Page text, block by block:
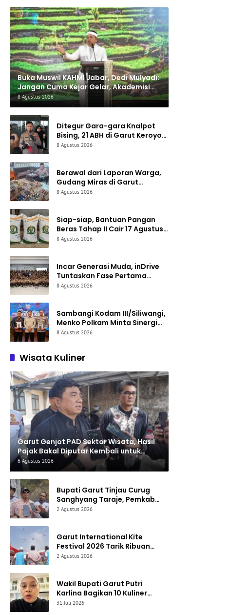
Buka Muswil KAHMI Jabar, Dedi Mulyadi:
Jangan Cuma Kejar Gelar, Akademisi
Harus Buat Karya Nyata
8 Agustus 2026
Ditegur Gara-gara Knalpot
Bising, 21 ABH di Garut Keroyok
Warga hingga Luka Parah
8 Agustus 2026
Berawal dari Laporan Warga,
Gudang Miras di Garut
Digerebek Polisi: 308 Botol
8 Agustus 2026
Siap-siap, Bantuan Pangan
Beras Tahap II Cair 17 Agustus
2026: Setiap KPM Dapat 30 Kg
8 Agustus 2026
Incar Generasi Muda, inDrive
Tuntaskan Fase Pertama
Edukasi Keselamatan
8 Agustus 2026
Sambangi Kodam III/Siliwangi,
Menko Polkam Minta Sinergi
Aparat-Warga Diperkuat demi
8 Agustus 2026
Wisata Kuliner
Garut Genjot PAD Sektor Wisata, Hasil
Pajak Bakal Diputar Kembali untuk
Perbaiki Akses Jalan
6 Agustus 2026
Bupati Garut Tinjau Curug
Sanghyang Taraje, Pemkab
Siapkan Penguatan
2 Agustus 2026
Garut International Kite
Festival 2026 Tarik Ribuan
Pengunjung, Bupati Syakur:
2 Agustus 2026
Wakil Bupati Garut Putri
Karlina Bagikan 10 Kuliner
Favorit, dari Yamin Manis
31 Juli 2026